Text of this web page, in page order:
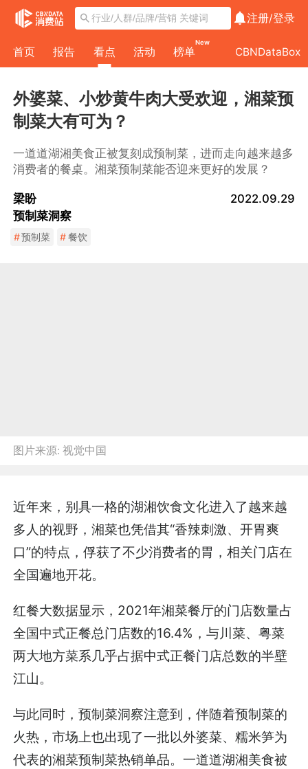
注册/登录
首页 报告 看点 活动 榜单
New
CBNDataBox
外婆菜、小炒黄牛肉大受欢迎，湘菜预
制菜大有可为？
一道道湖湘美食正被复刻成预制菜，进而走向越来越多
消费者的餐桌。湘菜预制菜能否迎来更好的发展？
梁盼
预制菜洞察
2022.09.29
#预制菜 #餐饮
图片来源:视觉中国
近年来，别具一格的湖湘饮食文化进入了越来越
多人的视野，湘菜也凭借其“香辣刺激、开胃爽
口”的特点，俘获了不少消费者的胃，相关门店在
全国遍地开花。
红餐大数据显示，2021年湘菜餐厅的门店数量占
全国中式正餐总门店数的16.4%，与川菜、粤菜
两大地方菜系几乎占据中式正餐门店总数的半壁
江山。
与此同时，预制菜洞察注意到，伴随着预制菜的
火热，市场上也出现了一批以外婆菜、糯米笋为
代表的湘菜预制菜热销单品。一道道湖湘美食被